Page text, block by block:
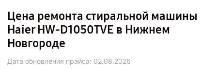
Цена ремонта стиральной машины
Haier HW-D1050TVE в Нижнем
Новгороде
Дата обновления прайса: 02.08.2026